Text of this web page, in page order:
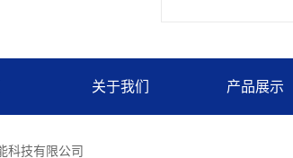
关于我们 产品展示